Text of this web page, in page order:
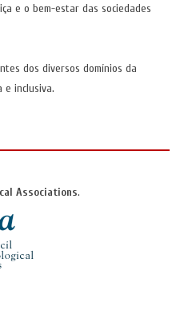
e o bem-estar das sociedades
dos diversos domínios da
inclusiva.
Associations.